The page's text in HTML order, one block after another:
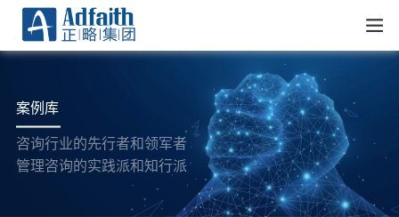
案例库
咨询行业的先行者和领军者
管理咨询的实践派和知行派